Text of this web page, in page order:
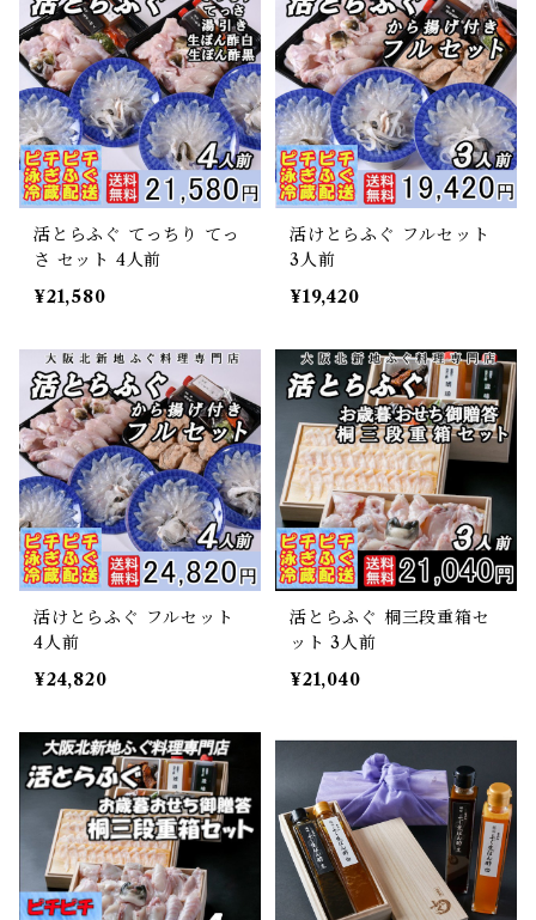
活とらふぐ てっちり てっ
さ セット 4人前
¥21,580
活けとらふぐ フルセット
3人前
¥19,420
活けとらふぐ フルセット
4人前
¥24,820
活とらふぐ 桐三段重箱セ
ット 3人前
¥21,040